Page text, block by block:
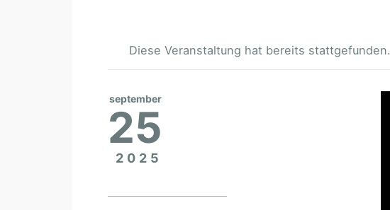
Diese Veranstaltung hat bereits stattgefunden.
september
25
2025